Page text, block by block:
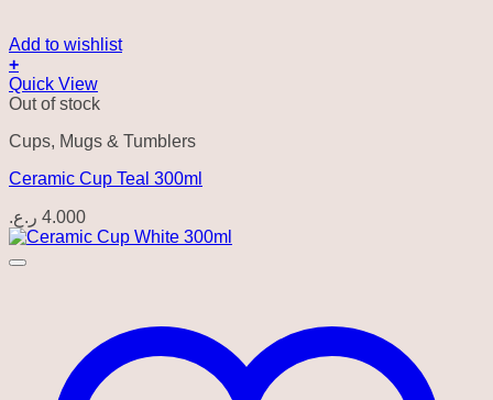
Add to wishlist
+
Quick View
Out of stock
Cups, Mugs & Tumblers
Ceramic Cup Teal 300ml
4.000 ر.ع.